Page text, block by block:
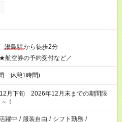
湯島駅から徒歩2分
航空券の予約受付など／
休憩1時間)
12月下旬 2026年12月末までの期間限
！
躍中 / 服装自由 / シフト勤務 /